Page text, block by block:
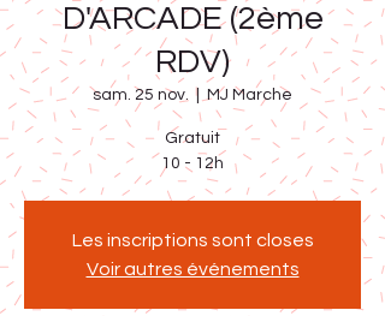
D'ARCADE (2ème
RDV)
sam. 25 nov.
  |
MJ Marche
Gratuit
10 - 12h
Les inscriptions sont closes
Voir autres événements